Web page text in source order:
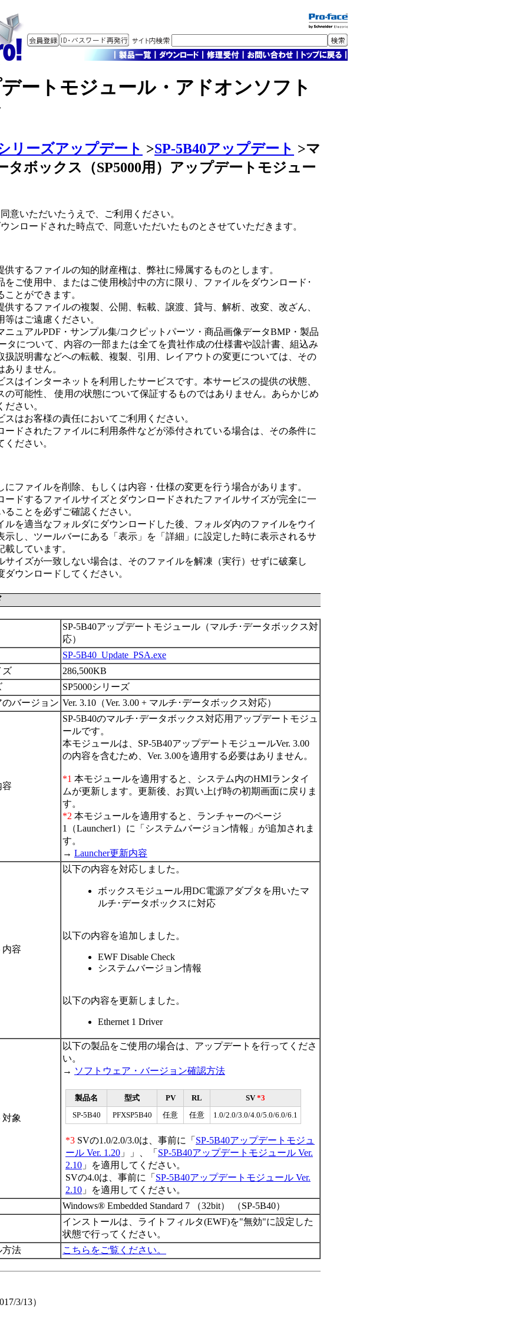
ートモジュール・アドオンソフト
リーズアップデート >SP-5B40アップデート >マ
タボックス（SP5000用）アップデートモジュー
意いただいたうえで、ご利用ください。
ンロードされた時点で、同意いただいたものとさせていただきます。
供するファイルの知的財産権は、弊社に帰属するものとします。
をご使用中、またはご使用検討中の方に限り、ファイルをダウンロード･
ことができます。
供するファイルの複製、公開、転載、譲渡、貸与、解析、改変、改ざん、
等はご遠慮ください。
ニュアルPDF・サンプル集/コクピットパーツ・商品画像データBMP・製品
タについて、内容の一部または全てを貴社作成の仕様書や設計書、組込み
扱説明書などへの転載、複製、引用、レイアウトの変更については、その
ありません。
スはインターネットを利用したサービスです。本サービスの提供の状態、
の可能性、 使用の状態について保証するものではありません。あらかじめ
ださい。
スはお客様の責任においてご利用ください。
ードされたファイルに利用条件などが添付されている場合は、その条件に
ください。
にファイルを削除、もしくは内容・仕様の変更を行う場合があります。
ードするファイルサイズとダウンロードされたファイルサイズが完全に一
ることを必ずご確認ください。
ルを適当なフォルダにダウンロードした後、フォルダ内のファイルをウイ
示し、ツールバーにある「表示」を「詳細」に設定した時に表示されるサ
載しています。
サイズが一致しない場合は、そのファイルを解凍（実行）せずに破棄し
ダウンロードしてください。
SP-5B40アップデートモジュール（マルチ･データボックス対
応）
SP-5B40_Update_PSA.exe
ズ
286,500KB
SP5000シリーズ
バージョン Ver. 3.10（Ver. 3.00 + マルチ･データボックス対応）
容
SP-5B40のマルチ･データボックス対応用アップデートモジュ
ールです。
本モジュールは、SP-5B40アップデートモジュールVer. 3.00
の内容を含むため、Ver. 3.00を適用する必要はありません。
*1 本モジュールを適用すると、システム内のHMIランタイ
ムが更新します。更新後、お買い上げ時の初期画面に戻りま
す。
*2 本モジュールを適用すると、ランチャーのページ
1（Launcher1）に「システムバージョン情報」が追加されま
す。
→ Launcher更新内容
内容
以下の内容を対応しました。
ボックスモジュール用DC電源アダプタを用いたマ
ルチ･データボックスに対応
以下の内容を追加しました。
EWF Disable Check
システムバージョン情報
以下の内容を更新しました。
Ethernet 1 Driver
象
以下の製品をご使用の場合は、アップデートを行ってくださ
い。
→ ソフトウェア・バージョン確認方法
製品名 型式 PV RL SV*3
SP-5B40
PFXSP5B40 任意 任意 1.0/2.0/3.0/4.0/5.0/6.0/6.1
*3 SVの1.0/2.0/3.0は、事前に「 SP-5B40アップデートモジュ
ール Ver. 1.20 」」、「 SP-5B40アップデートモジュール Ver.
2.10 」を適用してください。
SVの4.0は、事前に「 SP-5B40アップデートモジュール Ver.
2.10 」を適用してください。
Windows® Embedded Standard 7 （32bit） （SP-5B40）
インストールは、ライトフィルタ(EWF)を"無効"に設定した
状態で行ってください。
方法
こちらをご覧ください。
3/13）